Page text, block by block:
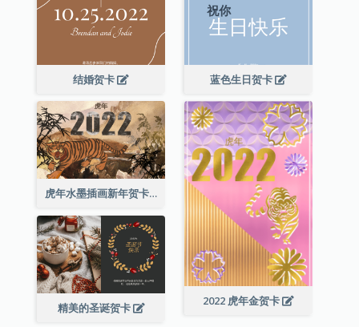
结婚贺卡 蓝色生日贺卡
虎年水墨插画新年贺卡
2022 虎年金贺卡
精美的圣诞贺卡